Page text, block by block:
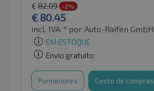
€ 82.09 -2%
€ 80.45
incl. IVA * por Auto-Raifen GmbH
EM ESTOQUE
Envio gratuito
Pormenores Cesto de compras